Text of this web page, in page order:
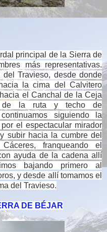
principal de la Sierra de
más representativas.
Travieso, desde donde
la cima del Calvitero
el Canchal de la Ceja
de la ruta y techo de
siguiendo la
el espectacular mirador
subir hacia la cumbre del
franqueando el
ayuda de la cadena allí
bajando primero al
y desde allí tomamos el
del Travieso.
DE BÉJAR